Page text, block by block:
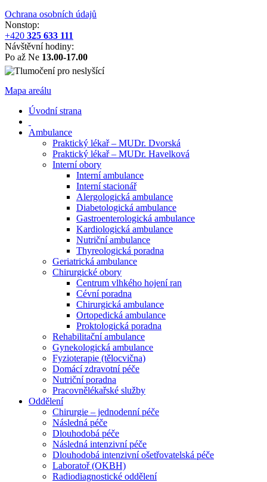
Ochrana osobních údajů
Nonstop:
+420 325 633 111
Návštěvní hodiny:
Po až Ne 13.00-17.00
Mapa areálu
Úvodní strana
Ambulance
Praktický lékař – MUDr. Dvorská
Praktický lékař – MUDr. Havelková
Interní obory
Interní ambulance
Interní stacionář
Alergologická ambulance
Diabetologická ambulance
Gastroenterologická ambulance
Kardiologická ambulance
Nutriční ambulance
Thyreologická poradna
Geriatrická ambulance
Chirurgické obory
Centrum vlhkého hojení ran
Cévní poradna
Chirurgická ambulance
Ortopedická ambulance
Proktologická poradna
Rehabilitační ambulance
Gynekologická ambulance
Fyzioterapie (tělocvična)
Domácí zdravotní péče
Nutriční poradna
Pracovnělékařské služby
Oddělení
Chirurgie – jednodenní péče
Následná péče
Dlouhodobá péče
Následná intenzivní péče
Dlouhodobá intenzivní ošetřovatelská péče
Laboratoř (OKBH)
Radiodiagnostické oddělení